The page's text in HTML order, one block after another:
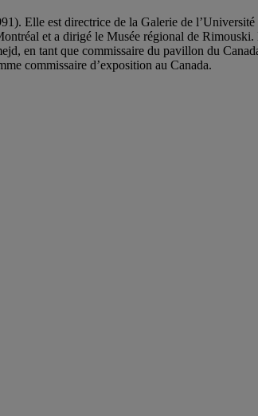
Elle est directrice de la Galerie de
et a dirigé le Musée régional de Rimouski.
en tant que commissaire du pavillon du
commissaire d’exposition au Canada.